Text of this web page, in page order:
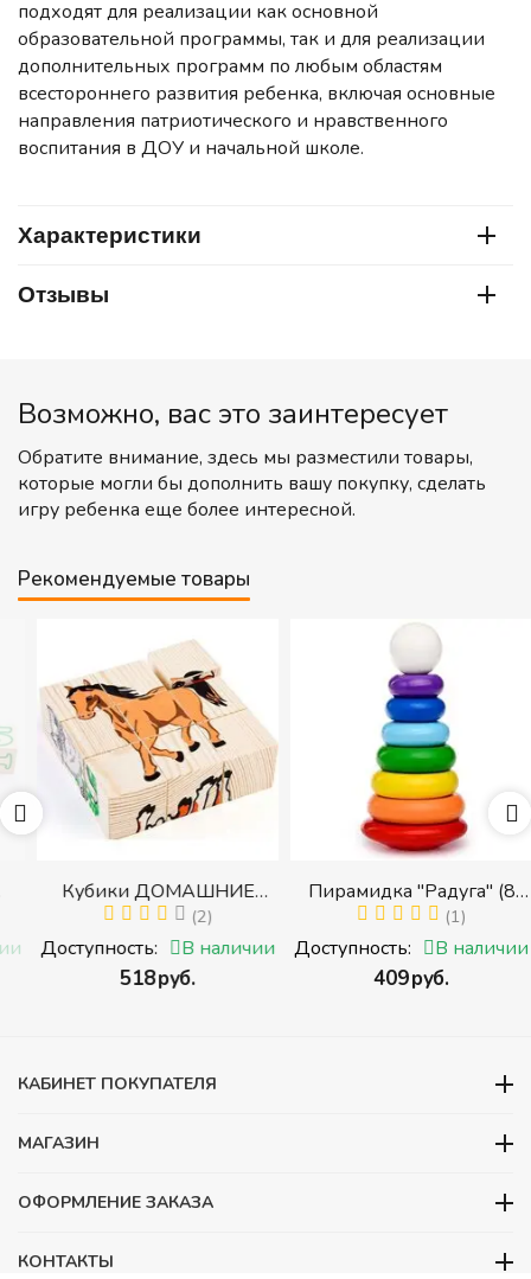
подходят для реализации как основной
образовательной программы, так и для реализации
дополнительных программ по любым областям
всестороннего развития ребенка, включая основные
направления патриотического и нравственного
воспитания в ДОУ и начальной школе.
Характеристики
Отзывы
Возможно, вас это заинтересует
Обратите внимание, здесь мы разместили товары,
которые могли бы дополнить вашу покупку, сделать
игру ребенка еще более интересной.
Рекомендуемые товары
Кубики ДОМАШНИЕ
ЖИВОТНЫЕ (Томик)
(Набор кубиков
разрезных (складных))
(2)
Доступность: В наличии
‍518‍руб.
Пирамидка "Радуга" (8
деталей) (Пирамидка
среднего размера)
(1)
Доступность: В наличии
‍409‍руб.
КАБИНЕТ ПОКУПАТЕЛЯ
МАГАЗИН
ОФОРМЛЕНИЕ ЗАКАЗА
КОНТАКТЫ